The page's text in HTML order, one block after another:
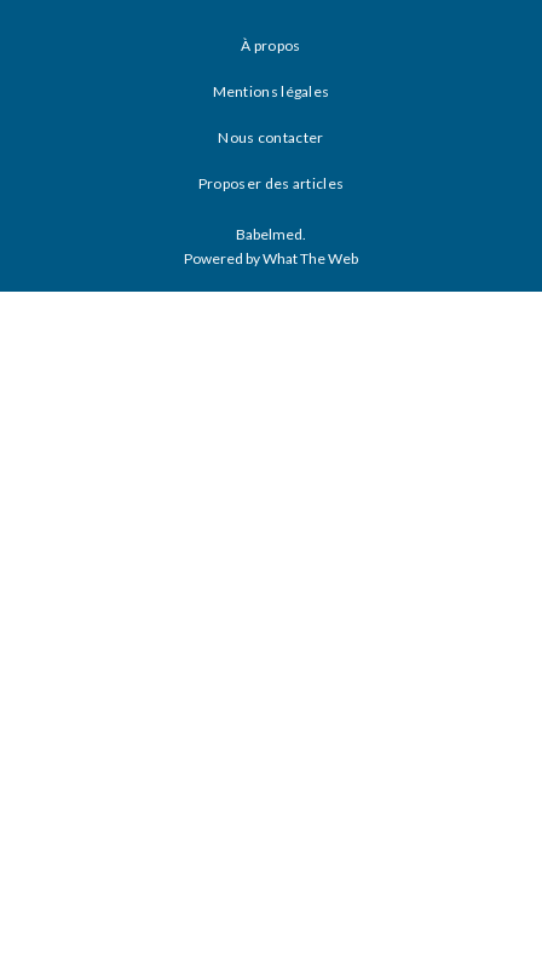
À propos
Mentions légales
Nous contacter
Proposer des articles
Babelmed.
Powered by What The Web